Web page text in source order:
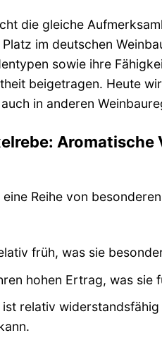
die gleiche
im deutschen
sowie ihre
beigetragen. Heute
in anderen
Reihe von
früh, was sie
hohen Ertrag, was
relativ